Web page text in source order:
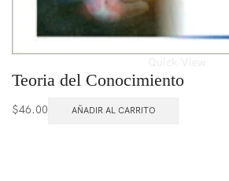
Teoria del Conocimiento
$46.00 AÑADIR AL CARRITO